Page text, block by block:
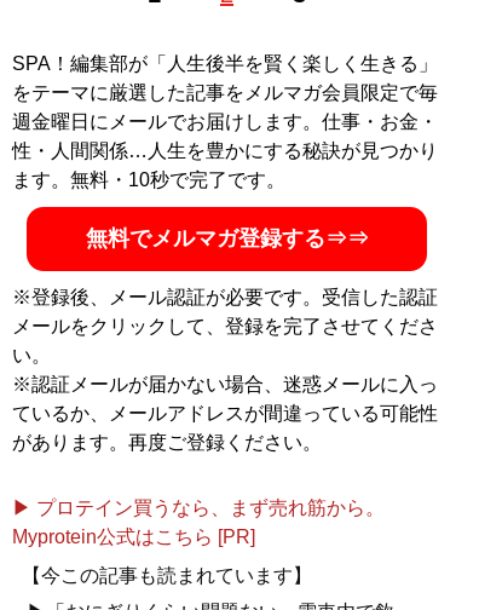
『MEN’S KNUCKLE』など、数々の不良系雑誌の編集長
を務めて社会現象を起こす。現在は、大洋図書発行の実
話誌『実話ナックルズ』のYouTubeチャンネル「 ナック
ルズTV 」や、ギャル男雑誌『men’s egg』をWebで復活
させたYouTubeチャンネル「men’s egg 公式」のプロデ
ューサーとして活躍中。
記事一覧へ
SPA！編集部が「人生後半を賢く楽しく生きる」
をテーマに厳選した記事をメルマガ会員限定で毎
週金曜日にメールでお届けします。仕事・お金・
性・人間関係…人生を豊かにする秘訣が見つかり
ます。無料・10秒で完了です。
無料でメルマガ登録する⇒⇒
※登録後、メール認証が必要です。受信した認証
メールをクリックして、登録を完了させてくださ
い。
※認証メールが届かない場合、迷惑メールに入っ
ているか、メールアドレスが間違っている可能性
があります。再度ご登録ください。
▶ プロテイン買うなら、まず売れ筋から。
Myprotein公式はこちら [PR]
【今この記事も読まれています】